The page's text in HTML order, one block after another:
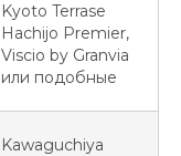
Kyoto Terrase
Hachijo Premier,
Viscio by Granvia
или подобные
Kawaguchiya